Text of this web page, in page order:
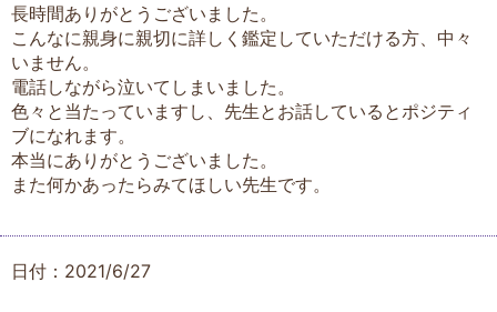
長時間ありがとうございました。
こんなに親身に親切に詳しく鑑定していただける方、中々
いません。
電話しながら泣いてしまいました。
色々と当たっていますし、先生とお話しているとポジティ
ブになれます。
本当にありがとうございました。
また何かあったらみてほしい先生です。
日付：2021/6/27